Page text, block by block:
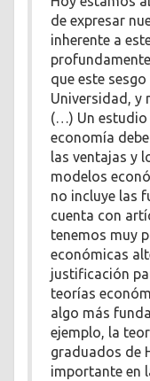
de expresar
inherente a
que este
Universidad, y
(…) Un estudio
economía
las ventajas y
modelos
no incluye las
cuenta con
tenemos muy
económicas
justificación
teorías
algo más
ejemplo, la
graduados de
importante en